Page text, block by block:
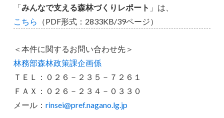
「みんなで支える森林づくりレポート 」は、
こちら
（PDF形式：2833KB/39ページ）
＜本件に関するお問い合わせ先＞
林務部森林政策課企画係
ＴＥＬ：０２６－２３５－７２６１
ＦＡＸ：０２６－２３４－０３３０
メール：rinsei@pref.nagano.lg.jp